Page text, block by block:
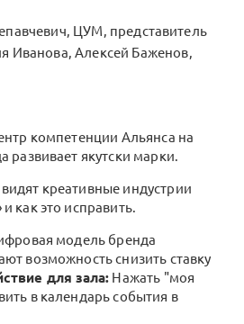
ЦУМ, представитель
Иванова, Алексей Баженов,
компетенции Альянса на
развивает якутски марки.
креативные индустрии
как это исправить.
модель бренда
возможность снизить ставку
для зала: Нажать "моя
в календарь события в